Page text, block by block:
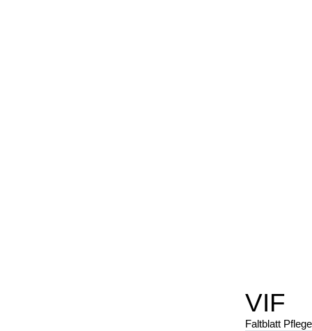
VIF
Faltblatt